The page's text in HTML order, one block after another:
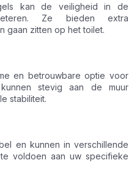
kan de veiligheid in de
Ze bieden extra
gaan zitten op het toilet.
en betrouwbare optie voor
kunnen stevig aan de muur
stabiliteit.
en kunnen in verschillende
voldoen aan uw specifieke